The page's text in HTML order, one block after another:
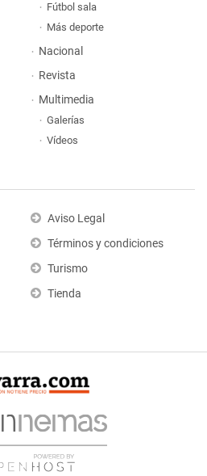
Fútbol sala
Más deporte
Nacional
Revista
Multimedia
Galerías
Vídeos
Aviso Legal
Términos y condiciones
Turismo
Tienda